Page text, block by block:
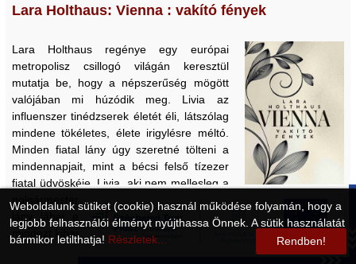
Lara Holthaus: Vienna : vakító fények
Lara Holthaus regénye egy európai
metropolisz csillogó világán keresztül
mutatja be, hogy a népszerűség mögött
valójában mi húzódik meg. Livia az
influenszer tinédzserek életét éli, látszólag
mindene tökéletes, élete irigylésre méltó.
Minden fiatal lány úgy szeretné tölteni a
mindennapjait, mint a bécsi felső tízezer
fiatal üdvöskéje, Livia, aki nem mellesleg a
polgármester lánya. A város látszólag a
lány lábai előtt hever, aki nem is átall
mindezt kihasználni.
Weboldalunk sütiket (cookie) használ működése folyamán, hogy a
legjobb felhasználói élményt nyújthassa Önnek. A sütik használatát
bármikor letilthatja! Részletek... Rendben!